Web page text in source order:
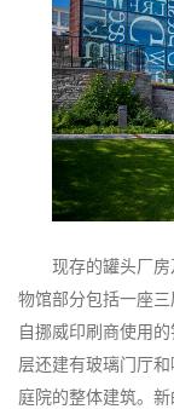
现存的罐头厂
物馆部分包括一座
自挪威印刷商使用
层还建有玻璃门厅
庭院的整体建筑。